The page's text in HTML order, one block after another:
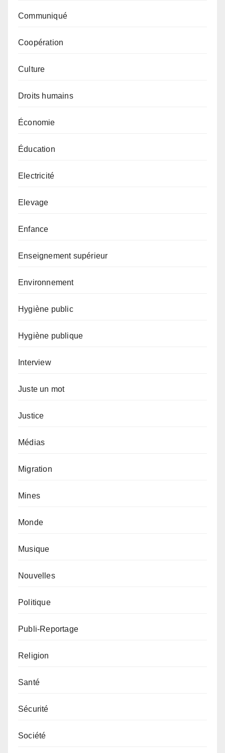
Communiqué
Coopération
Culture
Droits humains
Économie
Éducation
Electricité
Elevage
Enfance
Enseignement supérieur
Environnement
Hygiène public
Hygiène publique
Interview
Juste un mot
Justice
Médias
Migration
Mines
Monde
Musique
Nouvelles
Politique
Publi-Reportage
Religion
Santé
Sécurité
Société